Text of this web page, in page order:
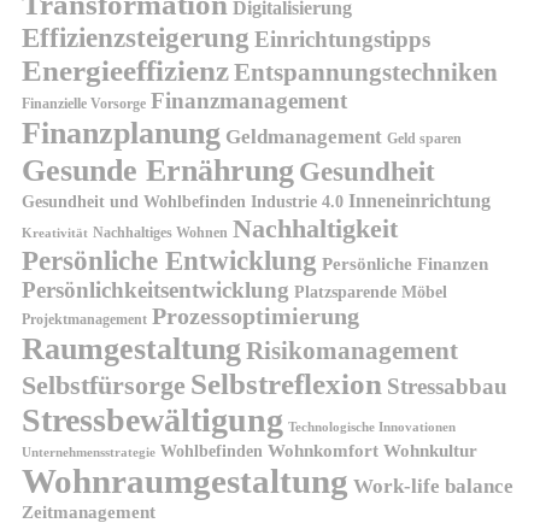
Digitalisierung
Effizienzsteigerung Einrichtungstipps
EnergieeffizienzEntspannungstechniken
Finanzielle Vorsorge Finanzmanagement
Finanzplanung Geldmanagement Geld sparen
Gesunde Ernährung Gesundheit
Gesundheit und Wohlbefinden Industrie 4.0 Inneneinrichtung
Kreativität Nachhaltiges Wohnen Nachhaltigkeit
Persönliche Entwicklung Persönliche Finanzen
Persönlichkeitsentwicklung Platzsparende Möbel
Projektmanagement Prozessoptimierung
Raumgestaltung Risikomanagement
Selbstfürsorge Selbstreflexion Stressabbau
Stressbewältigung Technologische Innovationen
Unternehmensstrategie Wohlbefinden Wohnkomfort Wohnkultur
Wohnraumgestaltung Work-life balance
Zeitmanagement